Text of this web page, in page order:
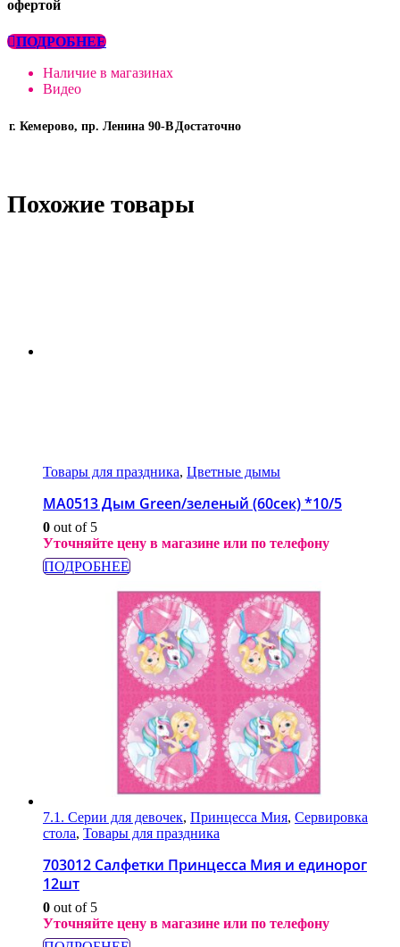
офертой
ПОДРОБНЕЕ
Наличие в магазинах
Видео
г. Кемерово, пр. Ленина 90-ВДостаточно
Похожие товары
Товары для праздника, Цветные дымы
МА0513 Дым Green/зеленый (60сек) *10/5
0 out of 5
Уточняйте цену в магазине или по телефону
ПОДРОБНЕЕ
7.1. Серии для девочек, Принцесса Мия, Сервировка
стола, Товары для праздника
703012 Салфетки Принцесса Мия и единорог
12шт
0 out of 5
Уточняйте цену в магазине или по телефону